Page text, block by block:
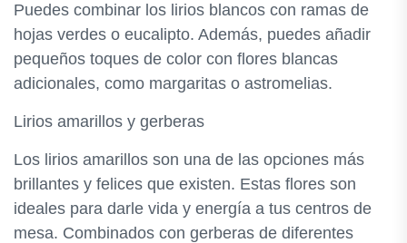
Puedes combinar los lirios blancos con ramas de
hojas verdes o eucalipto. Además, puedes añadir
pequeños toques de color con flores blancas
adicionales, como margaritas o astromelias.
Lirios amarillos y gerberas
Los lirios amarillos son una de las opciones más
brillantes y felices que existen. Estas flores son
ideales para darle vida y energía a tus centros de
mesa. Combinados con gerberas de diferentes